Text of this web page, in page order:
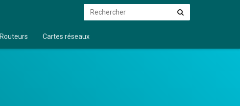
Rechercher Rechercher
Routeurs Cartes réseaux